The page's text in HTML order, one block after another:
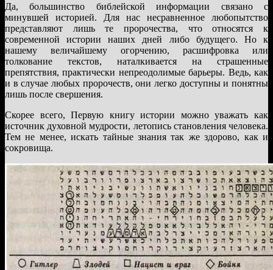
Да, большинство библейской информации связано с
минувшей историей. Для нас несравненное любопытство
представляют лишь те пророчества, что относятся к
современной истории наших дней либо будущего. Но к
нашему величайшему огорчению, расшифровка или
толкование текстов, наталкивается на страшенные
препятствия, практически непреодолимые барьеры. Ведь, как
и в случае любых пророчеств, они легко доступны и понятны
лишь после свершения.
Скорее всего, Первую книгу истории можно уважать как
источник духовной мудрости, летопись становления человека.
Тем не менее, искать тайные знания так же здорово, как и
сокровища.